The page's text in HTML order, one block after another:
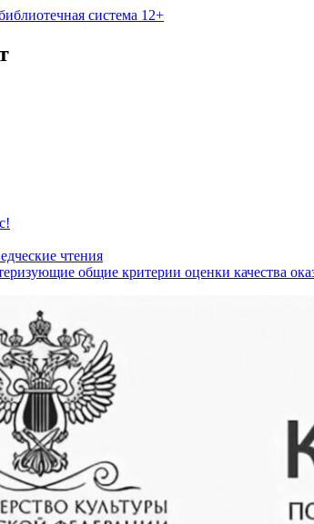
система 12+
чтения
общие критерии оценки качества